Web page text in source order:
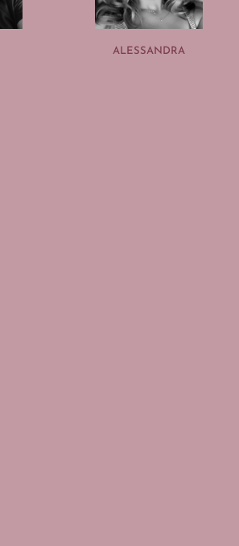
ALESSANDRA